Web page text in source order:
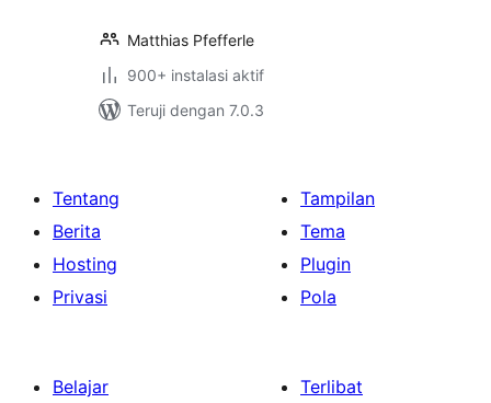
Matthias Pfefferle
900+ instalasi aktif
Teruji dengan 7.0.3
Tentang
Berita
Hosting
Privasi
Tampilan
Tema
Plugin
Pola
Belajar
Terlibat